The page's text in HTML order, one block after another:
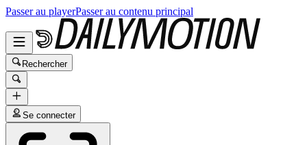
Passer au playerPasser au contenu principal
Rechercher
Se connecter